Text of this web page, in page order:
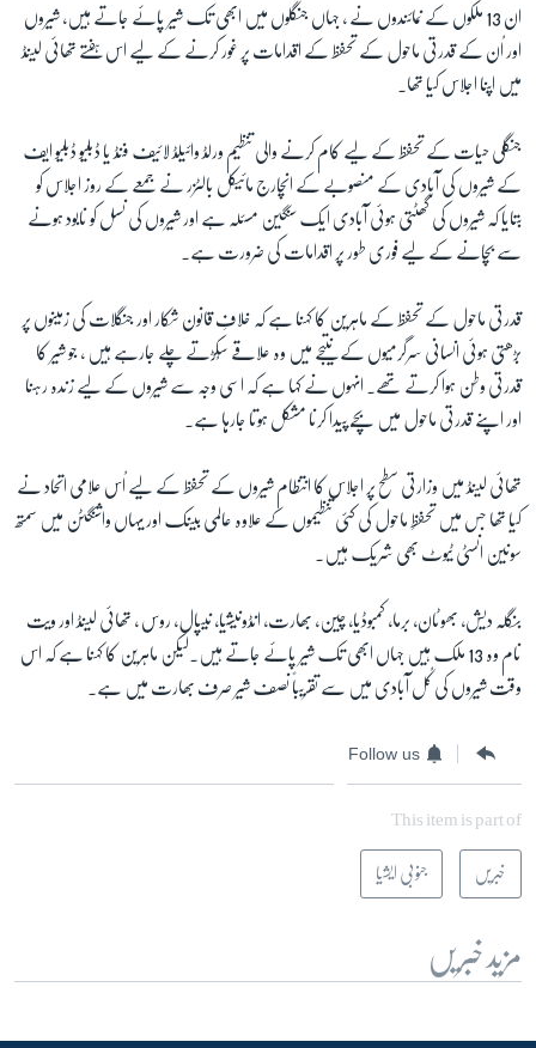
زبان
ان 13 ملکوں کے نمائندوں نے ، جہاں جنگلوں میں ابھی تک شیر پائے جاتے ہیں، شیروں
اور اُن کے قدرتی ماحول کے تحفظ کے اقدامات پر غور کرنے کے لیے اس ہفتے تھائى لینڈ
میں اپنا اجلاس کیا تھا۔
جنگلی حیات کے تحفظ کے لیے کام کرنے والی تنظیم ورلڈ وائیلڈ لائیف فنڈ یا ڈبلیو ڈبلیو ایف
کے شیروں کی آبادی کے منصوبے کے انچارج مائیکل بالٹزر نے جمعے کے روز اجلاس کو
بتایا کہ شیروں کی گھٹتی ہوئى آبادی ایک سنگین مسئلہ ہے اور شیروں کی نسل کو نابود ہونے
سے بچانے کے لیے فوری طور پر اقدامات کی ضرورت ہے۔
قدرتی ماحول کے تحفظ کے ماہرین کا کہنا ہے کہ خلافِ قانون شکار اور جنگلات کی زمینوں پر
بڑھتی ہوئى انسانی سرگرمیوں کے نتیجے میں وہ علاقے سُکڑتے چلے جارہے ہیں ، جو شیر کا
قدرتی وطن ہوا کرتے تھے۔ انہوں نے کہا ہے کہ اسی وجہ سے شیروں کے لیے زندہ رہنا
اور اپنے قدرتی ماحول میں بچّے پیدا کرنا مشکل ہوتا جارہا ہے۔
تھائى لینڈ میں وزارتی سطح پر اجلاس کا انتظام شیروں کے تحفظ کے لیے اُس علامی اتحاد نے
کیا تھا جس میں تحفظِ ماحول کی کئى تنظیموں کے علاوہ عالمی بینک اور یہاں واشنگٹن میں سمتھ
سونین انسٹی ٹیوٹ بھی شریک ہیں۔
بنگلہ دیش، بھوٹان، برما، کمبوڈیا، چین، بھارت، انڈونیشیا، نیپال، روس ، تھائى لینڈ اور ویت
نام وہ 13 ملک ہیں جہاں ابھی تک شیر پائے جاتے ہیں۔لیکن ماہرین کا کہنا ہے کہ اس
وقت شیروں کی کُل آبادی میں سے تقریباً نصف شیر صرف بھارت میں ہے۔
Follow us
This item is part of
خبریں جنوبی ایشیا
مزید خبریں